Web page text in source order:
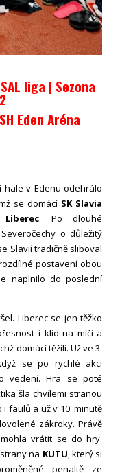
liga | Sezona
SH Eden Aréna
v Edenu odehrálo
se domácí SK Slavia
Liberec. Po dlouhé
o důležitý
Slavií tradičně sliboval
postavení obou
naplnilo do poslední
Liberec se jen těžko
i klid na míči a
domácí těžili. Už ve 3.
se po rychlé akci
vedení. Hra se poté
šla chvílemi stranou
faulů a už v 10. minutě
zákroky. Právě
vrátit se do hry.
na KUTU, který si
penaltě ze